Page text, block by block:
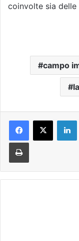
coinvolte sia
campo